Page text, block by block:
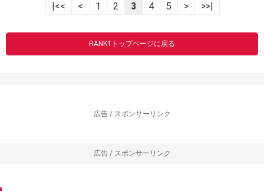
|<< < 1 2 3 4 5 > >>|
RANK1トップページに戻る
広告 / スポンサーリンク
広告 / スポンサーリンク